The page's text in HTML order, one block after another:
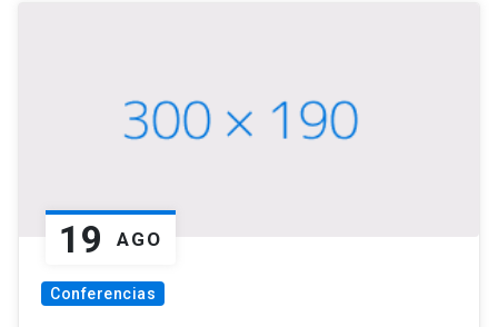
19 AGO
Conferencias